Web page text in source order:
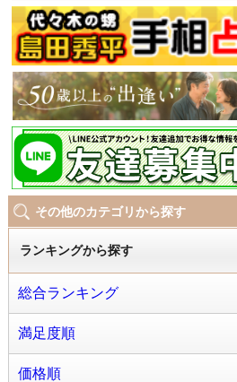
その他のカテゴリから探す
ランキングから探す
総合ランキング
満足度順
価格順